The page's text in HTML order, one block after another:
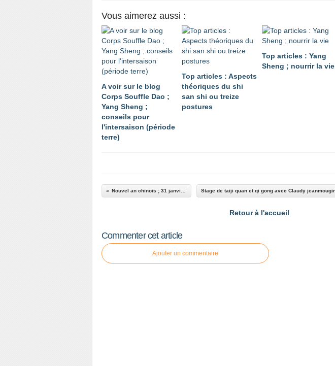
Vous aimerez aussi :
A voir sur le blog
Corps Souffle Dao ;
Yang Sheng ;
conseils pour
l'intersaison (période
terre)
Top articles : Aspects
théoriques du shi
san shi ou treize
postures
Top articles : Yang
Sheng ; nourrir la vie
Retour à l'accueil
Commenter cet article
Ajouter un commentaire